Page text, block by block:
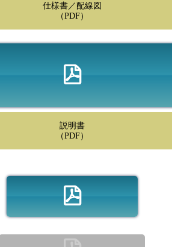
仕様書／配線図
（PDF）
説明書
（PDF）